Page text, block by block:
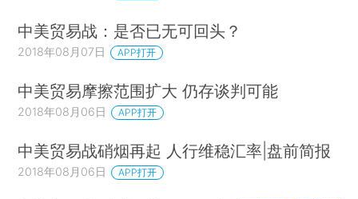
中美贸易战：是否已无可回头？
2018年08月07日 APP打开
中美贸易摩擦范围扩大 仍存谈判可能
2018年08月06日 APP打开
中美贸易战硝烟再起 人行维稳汇率|盘前简报
2018年08月06日 APP打开